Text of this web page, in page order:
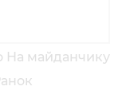
На майданчику